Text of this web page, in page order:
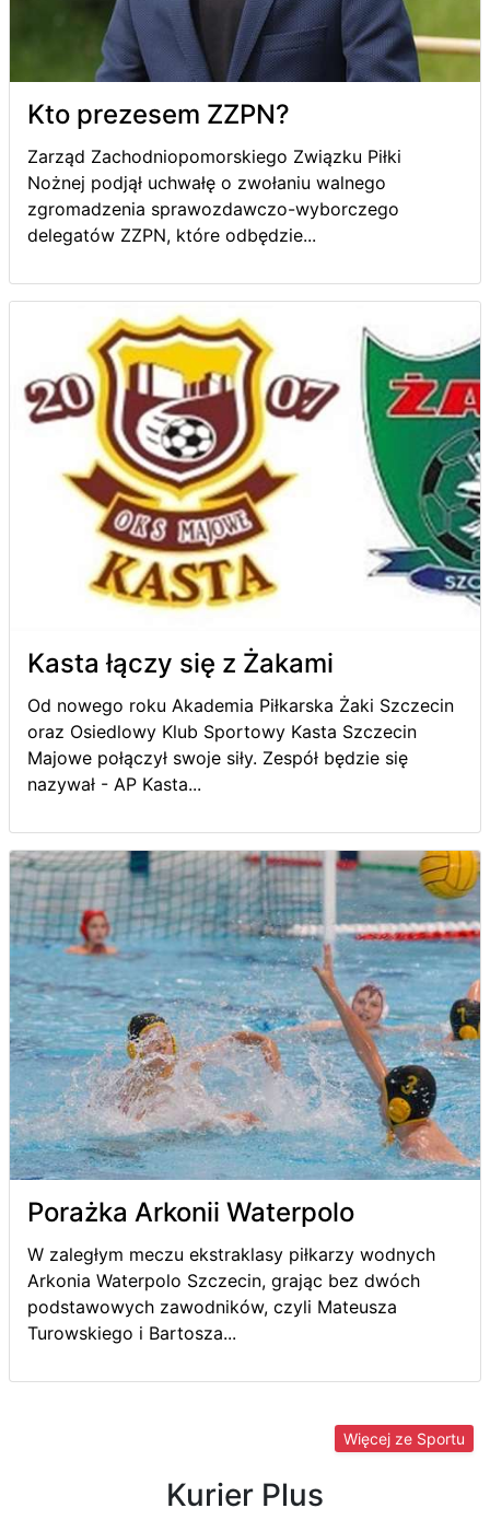
Kto prezesem ZZPN?
Zarząd Zachodniopomorskiego Związku Piłki
Nożnej podjął uchwałę o zwołaniu walnego
zgromadzenia sprawozdawczo-wyborczego
delegatów ZZPN, które odbędzie...
Kasta łączy się z Żakami
Od nowego roku Akademia Piłkarska Żaki Szczecin
oraz Osiedlowy Klub Sportowy Kasta Szczecin
Majowe połączył swoje siły. Zespół będzie się
nazywał - AP Kasta...
Porażka Arkonii Waterpolo
W zaległym meczu ekstraklasy piłkarzy wodnych
Arkonia Waterpolo Szczecin, grając bez dwóch
podstawowych zawodników, czyli Mateusza
Turowskiego i Bartosza...
Więcej ze Sportu
Kurier Plus